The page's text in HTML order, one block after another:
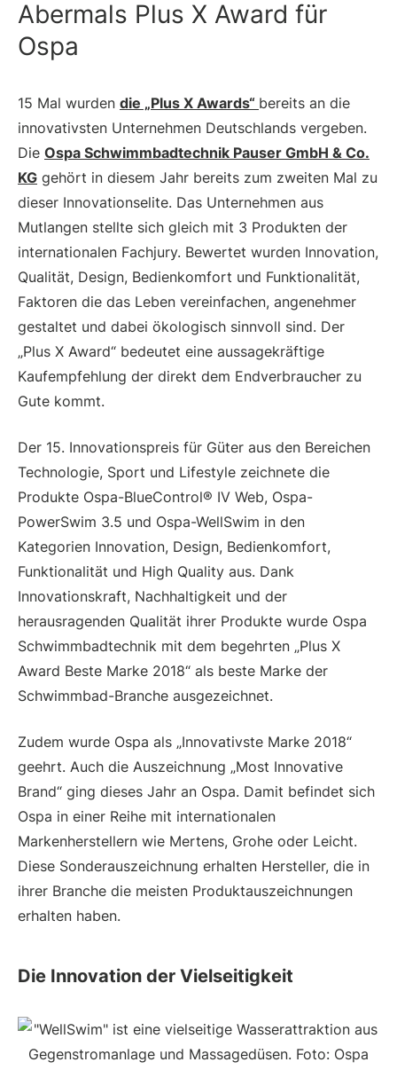
Abermals Plus X Award für
Ospa
15 Mal wurden die „Plus X Awards“ bereits an die
innovativsten Unternehmen Deutschlands vergeben.
Die Ospa Schwimmbadtechnik Pauser GmbH & Co.
KG gehört in diesem Jahr bereits zum zweiten Mal zu
dieser Innovationselite. Das Unternehmen aus
Mutlangen stellte sich gleich mit 3 Produkten der
internationalen Fachjury. Bewertet wurden Innovation,
Qualität, Design, Bedienkomfort und Funktionalität,
Faktoren die das Leben vereinfachen, angenehmer
gestaltet und dabei ökologisch sinnvoll sind. Der
„Plus X Award“ bedeutet eine aussagekräftige
Kaufempfehlung der direkt dem Endverbraucher zu
Gute kommt.
Der 15. Innovationspreis für Güter aus den Bereichen
Technologie, Sport und Lifestyle zeichnete die
Produkte Ospa-BlueControl® IV Web, Ospa-
PowerSwim 3.5 und Ospa-WellSwim in den
Kategorien Innovation, Design, Bedienkomfort,
Funktionalität und High Quality aus. Dank
Innovationskraft, Nachhaltigkeit und der
herausragenden Qualität ihrer Produkte wurde Ospa
Schwimmbadtechnik mit dem begehrten „Plus X
Award Beste Marke 2018“ als beste Marke der
Schwimmbad-Branche ausgezeichnet.
Zudem wurde Ospa als „Innovativste Marke 2018“
geehrt. Auch die Auszeichnung „Most Innovative
Brand“ ging dieses Jahr an Ospa. Damit befindet sich
Ospa in einer Reihe mit internationalen
Markenherstellern wie Mertens, Grohe oder Leicht.
Diese Sonderauszeichnung erhalten Hersteller, die in
ihrer Branche die meisten Produktauszeichnungen
erhalten haben.
Die Innovation der Vielseitigkeit